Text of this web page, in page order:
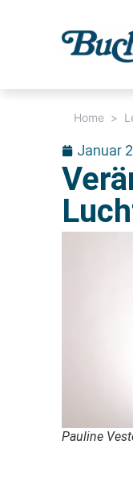
Home >
Januar
Pauline